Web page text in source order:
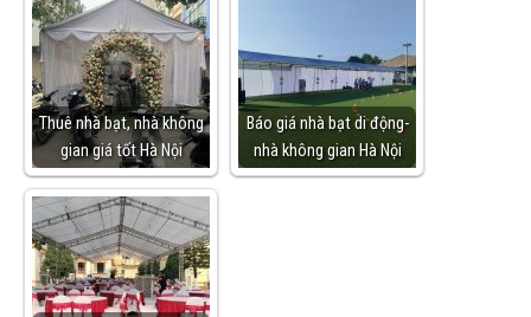
Thuê nhà bạt, nhà không
gian giá tốt Hà Nội
Báo giá nhà bạt di động-
nhà không gian Hà Nội